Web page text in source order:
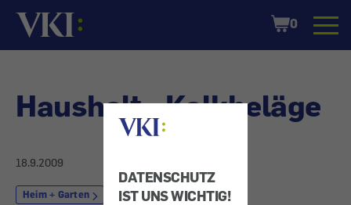
DATENSCHUTZ
IST UNS WICHTIG!
Startseite
Shopping
Cart
0
Haushalt - Kalkbeläge
18.9.2009
Heim + Garten Bad